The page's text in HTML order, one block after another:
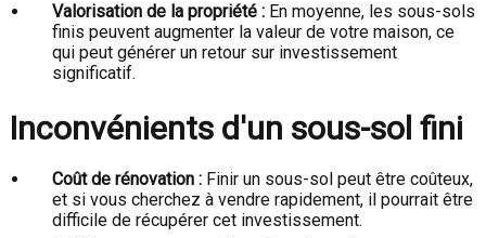
Valorisation de la propriété : En moyenne, les sous-sols
finis peuvent augmenter la valeur de votre maison, ce
qui peut générer un retour sur investissement
significatif.
Inconvénients d'un sous-sol fini
Coût de rénovation : Finir un sous-sol peut être coûteux,
et si vous cherchez à vendre rapidement, il pourrait être
difficile de récupérer cet investissement.